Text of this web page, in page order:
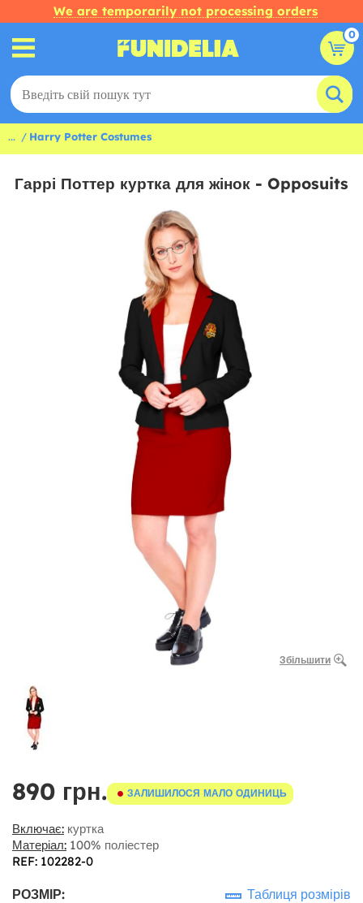
We are temporarily not processing orders
0
... Harry Potter Costumes
Гаррі Поттер куртка для жінок - Opposuits
Збільшити
890 грн. ЗАЛИШИЛОСЯ МАЛО ОДИНИЦЬ
Включає: куртка
Матеріал: 100% поліестер
REF: 102282-0
РОЗМІР: Таблиця розмірів